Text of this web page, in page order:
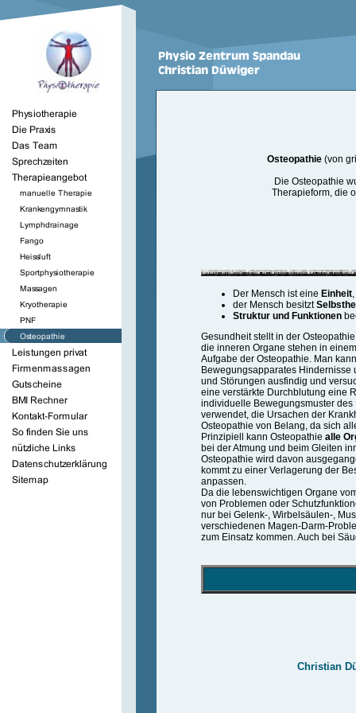
Osteopathie (von
Die Osteopathie
Therapieform, die
Der Mensch ist eine Einheit
der Mensch besitzt
Struktur und Funktionen
Gesundheit stellt in der
die inneren Organe stehen in
Aufgabe der Osteopathie. Man
Bewegungsapparates Hindernisse
und Störungen ausfindig und
eine verstärkte Durchblutung eine
individuelle Bewegungsmuster
verwendet, die Ursachen der
Osteopathie von Belang, da sich
Prinzipiell kann Osteopathie alle
bei der Atmung und beim Gleiten
Osteopathie wird davon
kommt zu einer Verlagerung der
anpassen.
Da die lebenswichtigen Organe
von Problemen oder
nur bei Gelenk-, Wirbelsäulen-,
verschiedenen Magen-Darm-
zum Einsatz kommen. Auch bei
Christian